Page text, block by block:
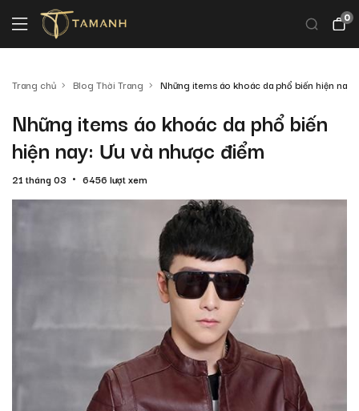
0
Trang chủ Blog Thời Trang Những items áo khoác da phổ biến hiện nay:
Những items áo khoác da phổ biến
hiện nay: Ưu và nhược điểm
21 tháng 03 6456 lượt xem